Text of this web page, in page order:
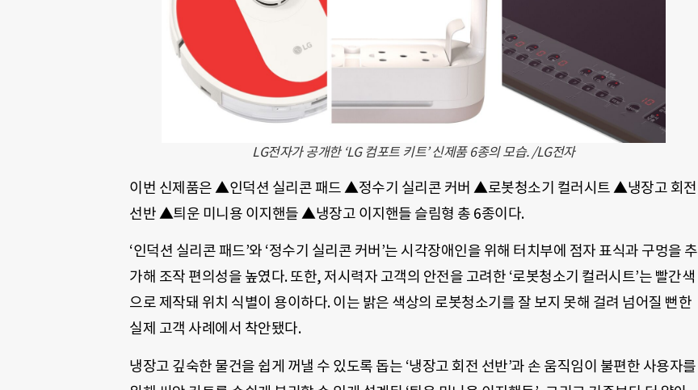
LG전자가 공개한 ‘LG 컴포트 키트’ 신제품 6종의 모습. /LG전자
이번 신제품은 ▲인덕션 실리콘 패드 ▲정수기 실리콘 커버 ▲로봇청소기 컬러시트 ▲냉장고 회전
선반 ▲틔운 미니용 이지핸들 ▲냉장고 이지핸들 슬림형 총 6종이다.
‘인덕션 실리콘 패드’와 ‘정수기 실리콘 커버’는 시각장애인을 위해 터치부에 점자 표식과 구멍을 추
가해 조작 편의성을 높였다. 또한, 저시력자 고객의 안전을 고려한 ‘로봇청소기 컬러시트’는 빨간색
으로 제작돼 위치 식별이 용이하다. 이는 밝은 색상의 로봇청소기를 잘 보지 못해 걸려 넘어질 뻔한
실제 고객 사례에서 착안됐다.
냉장고 깊숙한 물건을 쉽게 꺼낼 수 있도록 돕는 ‘냉장고 회전 선반’과 손 움직임이 불편한 사용자를